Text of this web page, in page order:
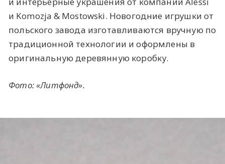
и Komozja & Mostowski. Новогодние игрушки от
польского завода изготавливаются вручную по
традиционной технологии и оформлены в
оригинальную деревянную коробку.
Фото: «Литфонд».